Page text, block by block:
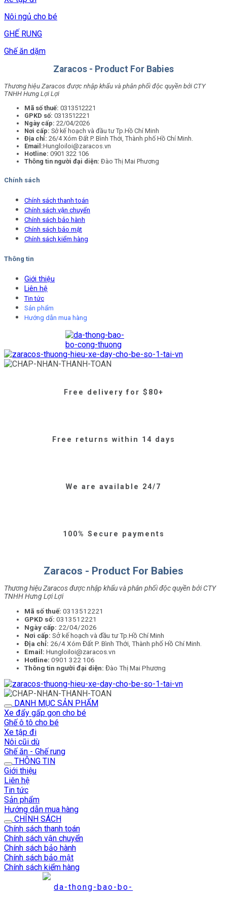
Nôi ngủ cho bé
GHẾ RUNG
Ghế ăn dặm
Zaracos - Product For Babies
Thương hiệu Zaracos được nhập khẩu và phân phối độc quyền bởi CTY
TNHH Hưng Lợi Lợi
Mã số thuế: 0313512221
GPKD số: 0313512221
Ngày cấp: 22/04/2026
Nơi cấp: Sở kế hoạch và đầu tư Tp.Hồ Chí Minh
Địa chỉ: 26/4 Xóm Đất P. Bình Thới, Thành phố Hồ Chí Minh.
Email:Hungloiloi@zaracos.vn
Hotline: 0901 322 106
Thông tin người đại diện: Đào Thị Mai Phương
Chính sách
Chính sách thanh toán
Chính sách vận chuyển
Chính sách bảo hành
Chính sách bảo mật
Chính sách kiểm hàng
Thông tin
Giới thiệu
Liên hệ
Tin tức
Sản phẩm
Hướng dẫn mua hàng
Free delivery for $80+
Free returns within 14 days
We are available 24/7
100% Secure payments
Zaracos - Product For Babies
Thương hiệu Zaracos được nhập khẩu và phân phối độc quyền bởi CTY
TNHH Hưng Lợi Lợi
Mã số thuế: 0313512221
GPKD số: 0313512221
Ngày cấp: 22/04/2026
Nơi cấp: Sở kế hoạch và đầu tư Tp.Hồ Chí Minh
Địa chỉ: 26/4 Xóm Đất P. Bình Thới, Thành phố Hồ Chí Minh.
Email: Hungloiloi@zaracos.vn
Hotline: 0901 322 106
Thông tin người đại diện: Đào Thị Mai Phương
DANH MỤC SẢN PHẨM
Xe đẩy gấp gọn cho bé
Ghế ô tô cho bé
Xe tập đi
Nôi cũi dù
Ghế ăn - Ghế rung
THÔNG TIN
Giới thiệu
Liên hệ
Tin tức
Sản phẩm
Hướng dẫn mua hàng
CHÍNH SÁCH
Chính sách thanh toán
Chính sách vận chuyển
Chính sách bảo hành
Chính sách bảo mật
Chính sách kiểm hàng